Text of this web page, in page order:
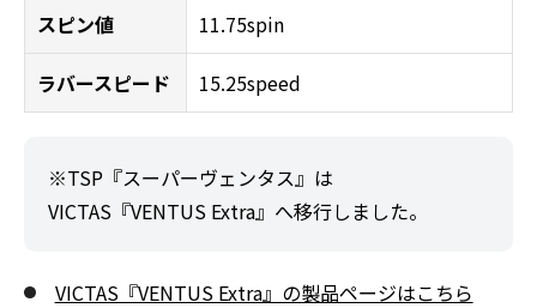
スピン値 11.75spin
ラバースピード 15.25speed
※TSP『スーパーヴェンタス』は
VICTAS『VENTUS Extra』へ移行しました。
VICTAS『VENTUS Extra』の製品ページはこちら